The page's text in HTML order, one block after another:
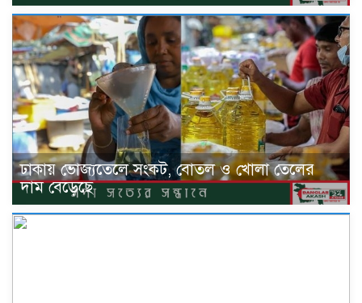
ঢাকায় ভোজ্যতেলে সংকট, বোতল ও খোলা তেলের
দাম বেড়েছে